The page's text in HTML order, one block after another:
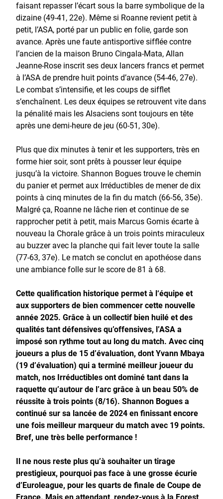
faisant repasser l’écart sous la barre symbolique de la
dizaine (49-41, 22e). Même si Roanne revient petit à
petit, l’ASA, porté par un public en folie, garde son
avance. Après une faute antisportive sifflée contre
l’ancien de la maison Bruno Cingala-Mata, Allan
Jeanne-Rose inscrit ses deux lancers francs et permet
à l’ASA de prendre huit points d’avance (54-46, 27e).
Le combat s’intensifie, et les coups de sifflet
s’enchaînent. Les deux équipes se retrouvent vite dans
la pénalité mais les Alsaciens sont toujours en tête
après une demi-heure de jeu (60-51, 30e).
Plus que dix minutes à tenir et les supporters, très en
forme hier soir, sont prêts à pousser leur équipe
jusqu’à la victoire. Shannon Bogues trouve le chemin
du panier et permet aux Irréductibles de mener de dix
points à cinq minutes de la fin du match (66-56, 35e).
Malgré ça, Roanne ne lâche rien et continue de se
rapprocher petit à petit, mais Marcus Gomis écarte à
nouveau la Chorale grâce à un trois points miraculeux
au buzzer avec la planche qui fait lever toute la salle
(77-63, 37e). Le match se conclut en apothéose dans
une ambiance folle sur le score de 81 à 68.
Cette qualification historique permet à l‘équipe et
aux supporters de bien commencer cette nouvelle
année 2025. Grâce à un collectif bien huilé et des
qualités tant défensives qu’offensives, l’ASA a
imposé son rythme tout au long du match. Avec cinq
joueurs a plus de 15 d’évaluation, dont Yvann Mbaya
(19 d’évaluation) qui a terminé meilleur joueur du
match, nos Irréductibles ont dominé tant dans la
raquette qu’autour de l’arc grâce à un beau 50% de
réussite à trois points (8/16). Shannon Bogues a
continué sur sa lancée de 2024 en finissant encore
une fois meilleur marqueur du match avec 19 points.
Bref, une très belle performance !
Il ne nous reste plus qu’à souhaiter un tirage
prestigieux, pourquoi pas face à une grosse écurie
d’Euroleague, pour les quarts de finale de Coupe de
France. Mais en attendant, rendez-vous à la Forest